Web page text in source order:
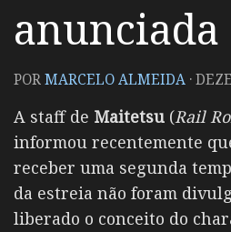
anunciada
PORMARCELO ALMEIDA ·
A staff de Maitetsu (Rail
informou recentemente
receber uma segunda
da estreia não foram
liberado o conceito do